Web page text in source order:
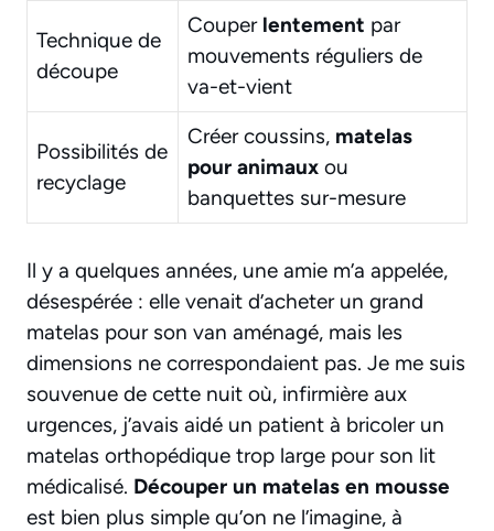
Technique de
découpe
Couper lentement par
mouvements réguliers de
va-et-vient
Possibilités de
recyclage
Créer coussins, matelas
pour animaux ou
banquettes sur-mesure
Il y a quelques années, une amie m’a appelée,
désespérée : elle venait d’acheter un grand
matelas pour son van aménagé, mais les
dimensions ne correspondaient pas. Je me suis
souvenue de cette nuit où, infirmière aux
urgences, j’avais aidé un patient à bricoler un
matelas orthopédique trop large pour son lit
médicalisé. Découper un matelas en mousse
est bien plus simple qu’on ne l’imagine, à